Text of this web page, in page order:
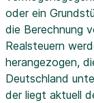
oder ein
die Berechnung
Realsteuern
herangezogen,
Deutschland
der liegt aktuell